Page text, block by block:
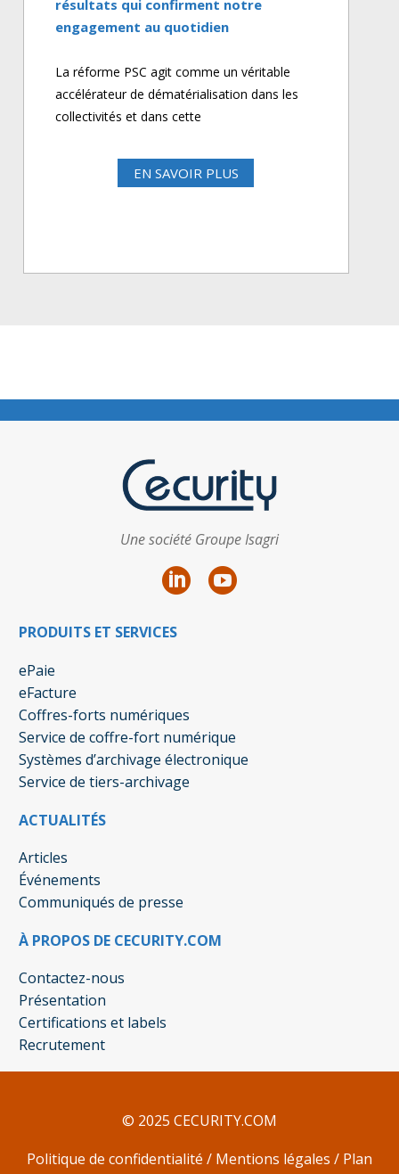
résultats qui confirment notre
engagement au quotidien
La réforme PSC agit comme un véritable
accélérateur de dématérialisation dans les
collectivités et dans cette
EN SAVOIR PLUS
Une société Groupe Isagri
PRODUITS ET SERVICES
ePaie
eFacture
Coffres-forts numériques
Service de coffre-fort numérique
Systèmes d’archivage électronique
Service de tiers-archivage
ACTUALITÉS
Articles
Événements
Communiqués de presse
À PROPOS DE CECURITY.COM
Contactez-nous
Présentation
Certifications et labels
Recrutement
© 2025 CECURITY.COM
Politique de confidentialité / Mentions légales / Plan